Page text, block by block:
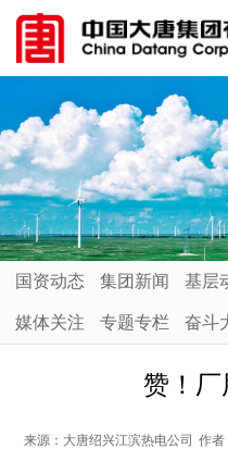
国资动态 集团新闻 基层
媒体关注 专题专栏 奋斗
赞！厂
来源： 大唐绍兴江滨热电公司 作者